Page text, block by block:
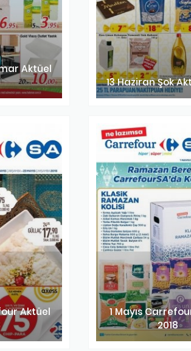
Aktüel
13 Haziran Şok
Aktüel
1 Mayıs
2018